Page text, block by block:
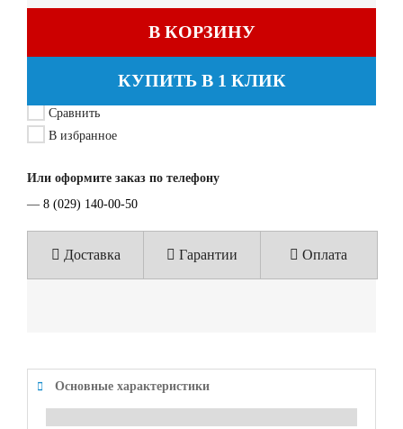
В КОРЗИНУ
КУПИТЬ В 1 КЛИК
Сравнить
В избранное
Или оформите заказ по телефону
— 8 (029) 140-00-50
Доставка Гарантии Оплата
Основные характеристики